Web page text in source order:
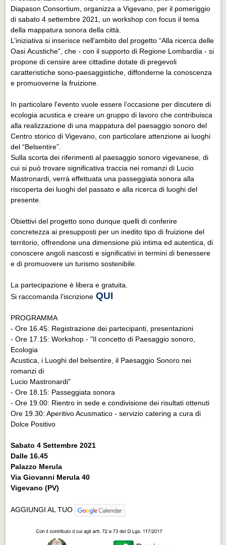
Diapason Consortium, organizza a Vigevano, per il pomeriggio
di sabato 4 settembre 2021, un workshop con focus il tema
della mappatura sonora della città.
L’iniziativa si inserisce nell'ambito del progetto “Alla ricerca delle
Oasi Acustiche”, che - con il supporto di Regione Lombardia - si
propone di censire aree cittadine dotate di pregevoli
caratteristiche sono-paesaggistiche, diffonderne la conoscenza
e promuoverne la fruizione.
In particolare l'evento vuole essere l’occasione per discutere di
ecologia acustica e creare un gruppo di lavoro che contribuisca
alla realizzazione di una mappatura del paesaggio sonoro del
Centro storico di Vigevano, con particolare attenzione ai luoghi
del “Belsentire”.
Sulla scorta dei riferimenti al paesaggio sonoro vigevanese, di
cui si può trovare significativa traccia nei romanzi di Lucio
Mastronardi, verrà effettuata una passeggiata sonora alla
riscoperta dei luoghi del passato e alla ricerca di luoghi del
presente.
Obiettivi del progetto sono dunque quelli di conferire
concretezza ai presupposti per un inedito tipo di fruizione del
territorio, offrendone una dimensione più intima ed autentica, di
conoscere angoli nascosti e significativi in termini di benessere
e di promuovere un turismo sostenibile.
La partecipazione è libera e gratuita.
Si raccomanda l’iscrizione QUI
PROGRAMMA
- Ore 16.45: Registrazione dei partecipanti, presentazioni
- Ore 17.15: Workshop - "Il concetto di Paesaggio sonoro,
Ecologia
Acustica, i Luoghi del belsentire, il Paesaggio Sonoro nei
romanzi di
Lucio Mastronardi"
- Ore 18.15: Passeggiata sonora
- Ore 19.00: Rientro in sede e condivisione dei risultati ottenuti
Ore 19.30: Aperitivo Acusmatico - servizio catering a cura di
Dolce Positivo
Sabato 4 Settembre 2021
Dalle 16.45
Palazzo Merula
Via Giovanni Merula 40
Vigevano (PV)
AGGIUNGI AL TUO